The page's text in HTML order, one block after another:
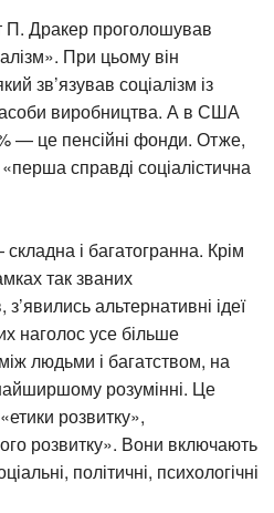
П. Дракер проголошував
При цьому він
зв’язував соціалізм із
виробництва. А в США
— це пенсійні фонди. Отже,
справді соціалістична
і багатогранна. Крім
так званих
альтернативні ідеї
наголос усе більше
людьми і багатством, на
розумінні. Це
розвитку»,
розвитку». Вони включають
політичні, психологічні